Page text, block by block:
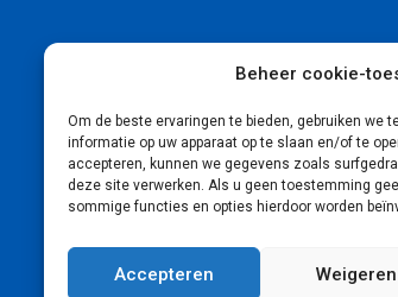
Beheer cookie-
Om de beste ervaringen te bieden, gebruiken we
informatie op uw apparaat op te slaan en/of te
accepteren, kunnen we gegevens zoals
deze site verwerken. Als u geen toestemming
sommige functies en opties hierdoor worden
Accepteren Weigeren